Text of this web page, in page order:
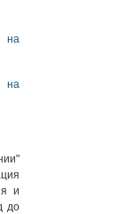
на
на
и
до